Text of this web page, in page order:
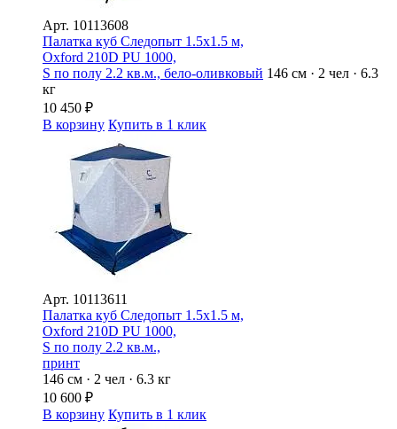
Арт. 10113608
Палатка куб Следопыт 1.5х1.5 м,
Oxford 210D PU 1000,
S по полу 2.2 кв.м., бело-оливковый 146 см · 2 чел · 6.3
кг
10 450 ₽
В корзину Купить в 1 клик
Арт. 10113611
Палатка куб Следопыт 1.5х1.5 м,
Oxford 210D PU 1000,
S по полу 2.2 кв.м.,
принт
146 см · 2 чел · 6.3 кг
10 600 ₽
В корзину Купить в 1 клик